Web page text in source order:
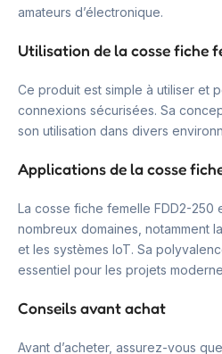
amateurs d’électronique.
Utilisation de la cosse fiche
Ce produit est simple à utiliser et
connexions sécurisées. Sa
son utilisation dans divers
Applications de la cosse
La cosse fiche femelle FDD2-250
nombreux domaines, notamment
et les systèmes IoT. Sa
essentiel pour les projets
Conseils avant achat
Avant d’acheter, assurez-vous